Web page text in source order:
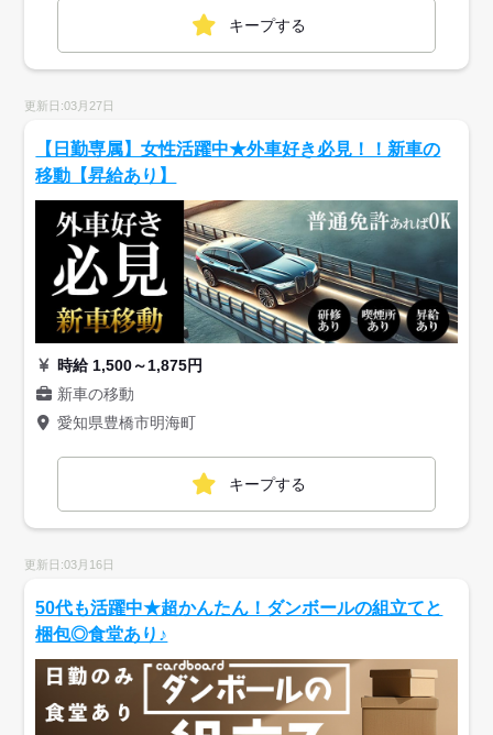
キープする
更新日:03月27日
【日勤専属】女性活躍中★外車好き必見！！新車の
移動【昇給あり】
時給 1,500～1,875円
新車の移動
愛知県豊橋市明海町
キープする
更新日:03月16日
50代も活躍中★超かんたん！ダンボールの組立てと
梱包◎食堂あり♪